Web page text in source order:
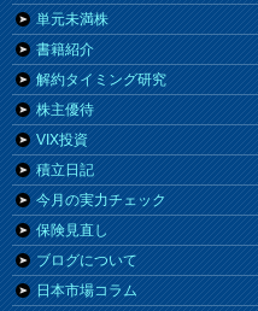
単元未満株
書籍紹介
解約タイミング研究
株主優待
VIX投資
積立日記
今月の実力チェック
保険見直し
ブログについて
日本市場コラム